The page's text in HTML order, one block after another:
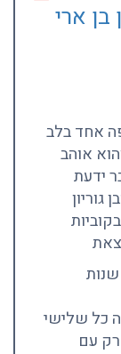
בן ארי
אחד בלב
אוהב
ידעת
גוריון
כל שלישי
עם